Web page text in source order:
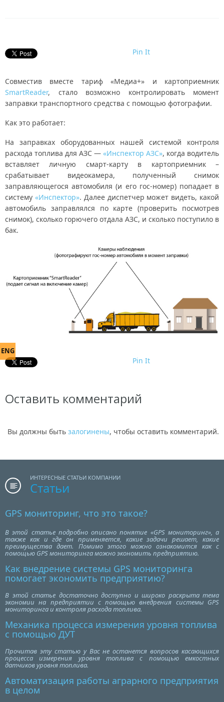
ENG
Pin It
Совместив вместе тариф «Медиа+» и картоприемник
SmartReader, стало возможно контролировать момент
заправки транспортного средства с помощью фотографии.
Как это работает:
На заправках оборудованных нашей системой контроля
расхода топлива для АЗС — «Инспектор АЗС», когда водитель
вставляет личную смарт-карту в картоприемник –
срабатывает видеокамера, полученный снимок
заправляющегося автомобиля (и его гос-номер) попадает в
систему «Инспектор». Далее диспетчер может видеть, какой
автомобиль заправлялся по карте (проверить посмотрев
снимок), сколько горючего отдала АЗС, и сколько поступило в
бак.
Pin It
Оставить комментарий
Вы должны быть залогинены, чтобы оставить комментарий.
ИНТЕРЕСНЫЕ СТАТЬИ КОМПАНИИ
Статьи
GPS мониторинг, что это такое?
В этой статье подробно описано понятие «GPS мониторинг», а
также как и где он применяется, какие задачи решает, какие
преимущества дает. Помимо этого можно ознакомится как с
помощью GPS мониторинга можно экономить предприятию.
Как внедрение системы GPS мониторинга
помогает экономить предприятию?
В этой статье достаточно доступно и широко раскрыта тема
экономии на предприятии с помощью внедрения системы GPS
мониторинга и контроля расхода топлива.
Механика процесса измерения уровня топлива
с помощью ДУТ
Прочитав эту статью у Вас не останется вопросов касающихся
процесса измерения уровня топлива с помощью емкостных
датчиков уровня топлива.
Автоматизация работы аграрного предприятия
в целом